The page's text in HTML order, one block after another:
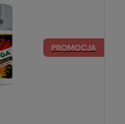
PROMOCJA